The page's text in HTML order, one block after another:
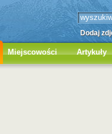
Dodaj
Miejscowości Artykuły